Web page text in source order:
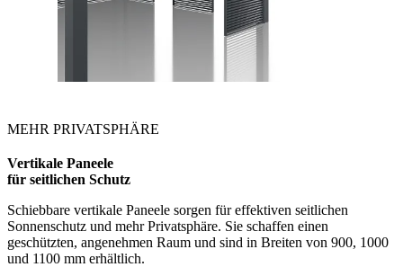
MEHR PRIVATSPHÄRE
Vertikale Paneele
für seitlichen Schutz
Schiebbare vertikale Paneele sorgen für effektiven seitlichen
Sonnenschutz und mehr Privatsphäre. Sie schaffen einen
geschützten, angenehmen Raum und sind in Breiten von 900, 1000
und 1100 mm erhältlich.